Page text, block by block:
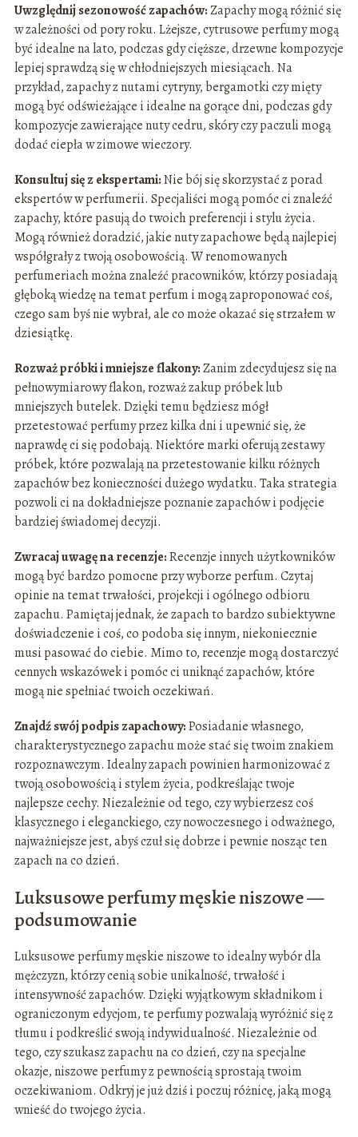
Uwzględnij sezonowość zapachów:Zapachy mogą różnić się
w zależności od pory roku. Lżejsze, cytrusowe perfumy mogą
być idealne na lato, podczas gdy cięższe, drzewne kompozycje
lepiej sprawdzą się w chłodniejszych miesiącach. Na
przykład, zapachy z nutami cytryny, bergamotki czy mięty
mogą być odświeżające i idealne na gorące dni, podczas gdy
kompozycje zawierające nuty cedru, skóry czy paczuli mogą
dodać ciepła w zimowe wieczory.
Konsultuj się z ekspertami:Nie bój się skorzystać z porad
ekspertów w perfumerii. Specjaliści mogą pomóc ci znaleźć
zapachy, które pasują do twoich preferencji i stylu życia.
Mogą również doradzić, jakie nuty zapachowe będą najlepiej
współgrały z twoją osobowością. W renomowanych
perfumeriach można znaleźć pracowników, którzy posiadają
głęboką wiedzę na temat perfum i mogą zaproponować coś,
czego sam byś nie wybrał, ale co może okazać się strzałem w
dziesiątkę.
Rozważ próbki i mniejsze flakony:Zanim zdecydujesz się na
pełnowymiarowy flakon, rozważ zakup próbek lub
mniejszych butelek. Dzięki temu będziesz mógł
przetestować perfumy przez kilka dni i upewnić się, że
naprawdę ci się podobają. Niektóre marki oferują zestawy
próbek, które pozwalają na przetestowanie kilku różnych
zapachów bez konieczności dużego wydatku. Taka strategia
pozwoli ci na dokładniejsze poznanie zapachów i podjęcie
bardziej świadomej decyzji.
Zwracaj uwagę na recenzje:Recenzje innych użytkowników
mogą być bardzo pomocne przy wyborze perfum. Czytaj
opinie na temat trwałości, projekcji i ogólnego odbioru
zapachu. Pamiętaj jednak, że zapach to bardzo subiektywne
doświadczenie i coś, co podoba się innym, niekoniecznie
musi pasować do ciebie. Mimo to, recenzje mogą dostarczyć
cennych wskazówek i pomóc ci uniknąć zapachów, które
mogą nie spełniać twoich oczekiwań.
Znajdź swój podpis zapachowy:Posiadanie własnego,
charakterystycznego zapachu może stać się twoim znakiem
rozpoznawczym. Idealny zapach powinien harmonizować z
twoją osobowością i stylem życia, podkreślając twoje
najlepsze cechy. Niezależnie od tego, czy wybierzesz coś
klasycznego i eleganckiego, czy nowoczesnego i odważnego,
najważniejsze jest, abyś czuł się dobrze i pewnie nosząc ten
zapach na co dzień.
Luksusowe perfumy męskie niszowe —
podsumowanie
Luksusowe perfumy męskie niszowe to idealny wybór dla
mężczyzn, którzy cenią sobie unikalność, trwałość i
intensywność zapachów. Dzięki wyjątkowym składnikom i
ograniczonym edycjom, te perfumy pozwalają wyróżnić się z
tłumu i podkreślić swoją indywidualność. Niezależnie od
tego, czy szukasz zapachu na co dzień, czy na specjalne
okazje, niszowe perfumy z pewnością sprostają twoim
oczekiwaniom. Odkryj je już dziś i poczuj różnicę, jaką mogą
wnieść do twojego życia.